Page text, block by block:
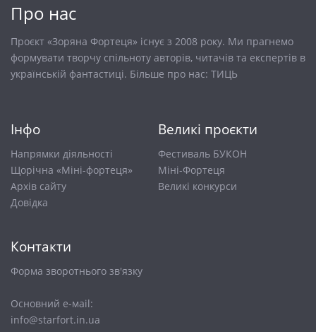
Про нас
Проєкт «Зоряна Фортеця» існує з 2008 року. Ми прагнемо
формувати творчу спільноту авторів, читачів та експертів в
українській фантастиці. Більше про нас: ТИЦЬ
Інфо
Напрямки діяльності
Щорічна «Міні-фортеця»
Архів сайту
Довiдка
Великі проєкти
Фестиваль БУКОН
Міні-Фортеця
Великі конкурси
Контакти
Форма зворотнього зв'язку
Основний е-маіl:
info@starfort.in.ua